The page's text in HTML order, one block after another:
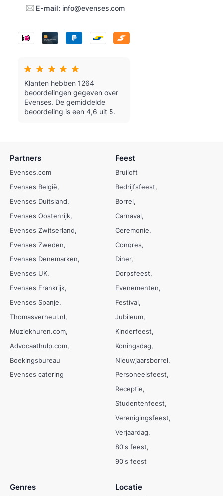
E-mail: info@evenses.com
Klanten hebben 1264
beoordelingen gegeven over
Evenses. De gemiddelde
beoordeling is een 4,6 uit 5.
Partners
Evenses.com
Evenses België
Evenses Duitsland
Evenses Oostenrijk
Evenses Zwitserland
Evenses Zweden
Evenses Denemarken
Evenses UK
Evenses Frankrijk
Evenses Spanje
Thomasverheul.nl
Muziekhuren.com
Advocaathulp.com
Boekingsbureau
Evenses catering
Feest
Bruiloft
Bedrijfsfeest
Borrel
Carnaval
Ceremonie
Congres
Diner
Dorpsfeest
Evenementen
Festival
Jubileum
Kinderfeest
Koningsdag
Nieuwjaarsborrel
Personeelsfeest
Receptie
Studentenfeest
Verenigingsfeest
Verjaardag
80's feest
90's feest
Genres Locatie